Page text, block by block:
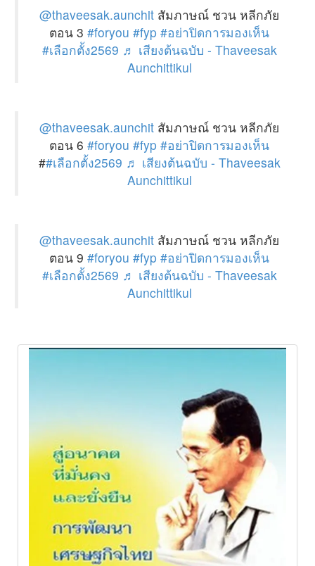
@thaveesak.aunchit สัมภาษณ์ ชวน หลีกภัย
ตอน 3 #foryou #fyp #อย่าปิดการมองเห็น
#เลือกตั้ง2569 ♬ เสียงต้นฉบับ - Thaveesak
Aunchittikul
@thaveesak.aunchit สัมภาษณ์ ชวน หลีกภัย
ตอน 6 #foryou #fyp #อย่าปิดการมองเห็น
##เลือกตั้ง2569 ♬ เสียงต้นฉบับ - Thaveesak
Aunchittikul
@thaveesak.aunchit สัมภาษณ์ ชวน หลีกภัย
ตอน 9 #foryou #fyp #อย่าปิดการมองเห็น
#เลือกตั้ง2569 ♬ เสียงต้นฉบับ - Thaveesak
Aunchittikul